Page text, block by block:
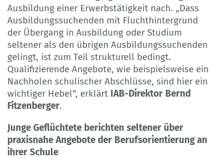
Ausbildung einer Erwerbstätigkeit nach. „Dass
Ausbildungssuchenden mit Fluchthintergrund
der Übergang in Ausbildung oder Studium
seltener als den übrigen Ausbildungssuchenden
gelingt, ist zum Teil strukturell bedingt.
Qualifizierende Angebote, wie beispielsweise ein
Nachholen schulischer Abschlüsse, sind hier ein
wichtiger Hebel“, erklärt IAB-Direktor Bernd
Fitzenberger.
Junge Geflüchtete berichten seltener über
praxisnahe Angebote der Berufsorientierung an
ihrer Schule